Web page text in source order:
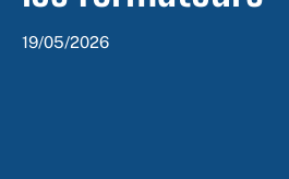
19/05/2026